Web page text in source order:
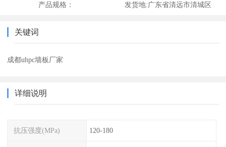
产品规格： 发货地:广东省清远市清城区
关键词
成都uhpc墙板厂家
详细说明
抗压强度(MPa) 120-180